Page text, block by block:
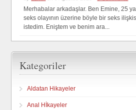
Merhabalar arkadaşlar. Ben Emine, 25
seks olayının üzerine böyle bir seks
istedim. Eniştem ve benim ara...
Kategoriler
Aldatan Hikayeler
Anal Hİkayeler